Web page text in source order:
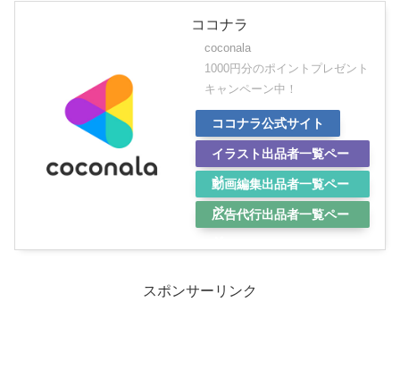
ココナラ
coconala
1000円分のポイントプレゼント
キャンペーン中！
ココナラ公式サイト
イラスト出品者一覧ペー
ジ
動画編集出品者一覧ペー
ジ
広告代行出品者一覧ペー
スポンサーリンク